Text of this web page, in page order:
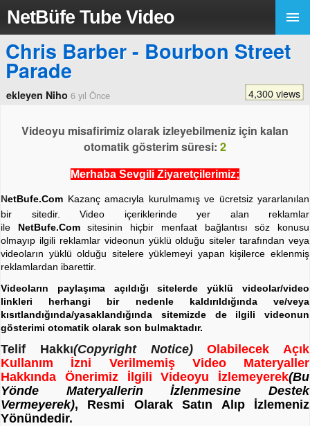
NetBüfe Tube Video
Chris Barber - Bourbon Street
Parade
ekleyen Niho 6 yıl Önce 4,300 views
Videoyu misafirimiz olarak izleyebilmeniz için kalan
otomatik gösterim süresi: 2
Merhaba Sevgili Ziyaretçilerimiz;
NetBufe.Com Kazanç amacıyla kurulmamış ve ücretsiz yararlanılan
bir sitedir. Video içeriklerinde yer alan reklamlar
ile NetBufe.Comsitesinin hiçbir menfaat bağlantısı söz konusu
olmayıp ilgili reklamlar videonun yüklü olduğu siteler tarafından veya
videoların yüklü olduğu sitelere yüklemeyi yapan kişilerce eklenmiş
reklamlardan ibarettir.
Videoların paylaşıma açıldığı sitelerde yüklü videolar/video
linkleri herhangi bir nedenle kaldırıldığında ve/veya
kısıtlandığında/yasaklandığında sitemizde de ilgili videonun
gösterimi otomatik olarak son bulmaktadır.
Telif Hakkı(Copyright Notice)
Olabilecek Açık
Kullanım İzni Verilmemiş Video Materyaller
Hakkında Önerimiz İlgili Videoyu İzlemeyerek(Bu
Yönde Materyallerin İzlenmesine Destek
Vermeyerek), Resmi Olarak Satın Alıp İzlemeniz
Yönündedir.